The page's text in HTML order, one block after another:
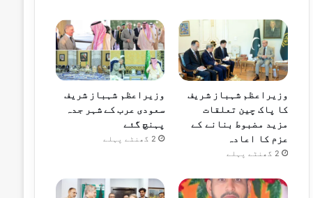
وزیراعظم شہباز شریف
کا پاک چین تعلقات
مزید مضبوط بنانے کے
عزم کا اعادہ
2 گھنٹے پہلے
وزیراعظم شہباز شریف
سعودی عرب کے شہر جدہ
پہنچ گئے
2 گھنٹے پہلے